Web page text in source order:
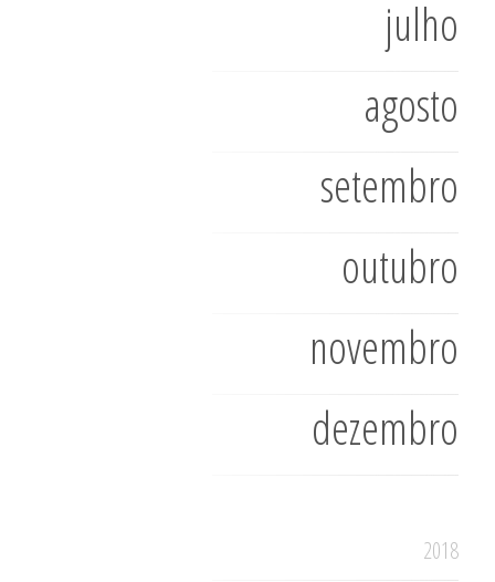
julho
agosto
setembro
outubro
novembro
dezembro
2018